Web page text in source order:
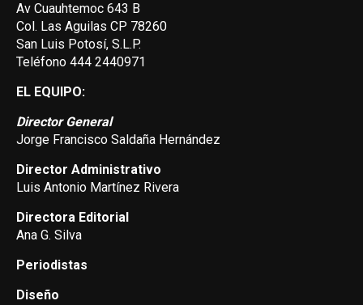
Av Cuauhtemoc 643 B
Col. Las Aguilas CP 78260
San Luis Potosí, S.L.P.
Teléfono 444 2440971
EL EQUIPO:
Director General
Jorge Francisco Saldaña Hernández
Director Administrativo
Luis Antonio Martínez Rivera
Directora Editorial
Ana G. Silva
Periodistas
Diseño